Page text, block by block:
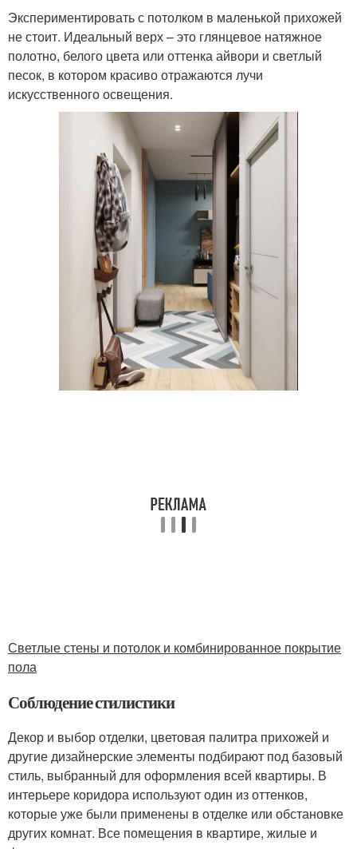
Экспериментировать с потолком в маленькой прихожей
не стоит. Идеальный верх – это глянцевое натяжное
полотно, белого цвета или оттенка айвори и светлый
песок, в котором красиво отражаются лучи
искусственного освещения.
Светлые стены и потолок и комбинированное покрытие
пола
Соблюдение стилистики
Декор и выбор отделки, цветовая палитра прихожей и
другие дизайнерские элементы подбирают под базовый
стиль, выбранный для оформления всей квартиры. В
интерьере коридора используют один из оттенков,
которые уже были применены в отделке или обстановке
других комнат. Все помещения в квартире, жилые и